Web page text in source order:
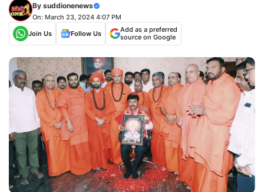
By suddionenews
On: March 23, 2024 4:07 PM
Join Us
Follow Us
Add as a preferred
source on Google